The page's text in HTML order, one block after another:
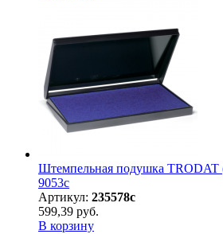
Штемпельная подушка TRODAT
9053с
Артикул: 235578с
599,39 руб.
В корзину